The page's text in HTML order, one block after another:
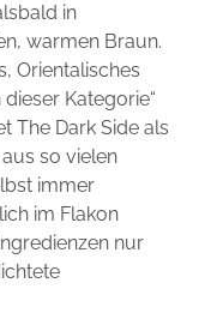
in
warmen Braun.
Orientalisches
Kategorie“
The Dark Side als
so vielen
immer
im Flakon
nur